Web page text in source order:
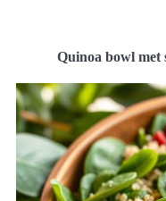
Quinoa bowl met